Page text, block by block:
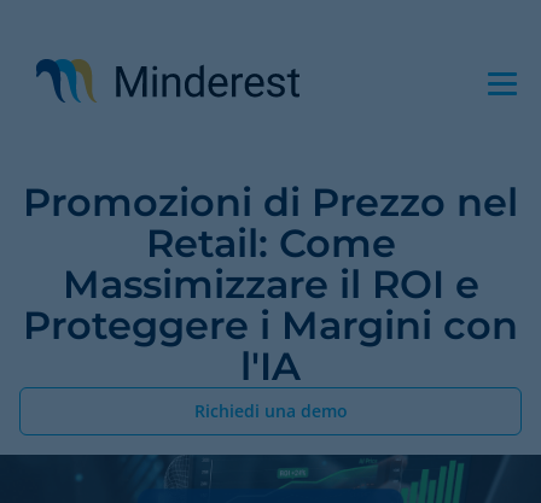
contenuto
principale
Promozioni di Prezzo nel
Retail: Come
Massimizzare il ROI e
Proteggere i Margini con
l'IA
Richiedi una demo